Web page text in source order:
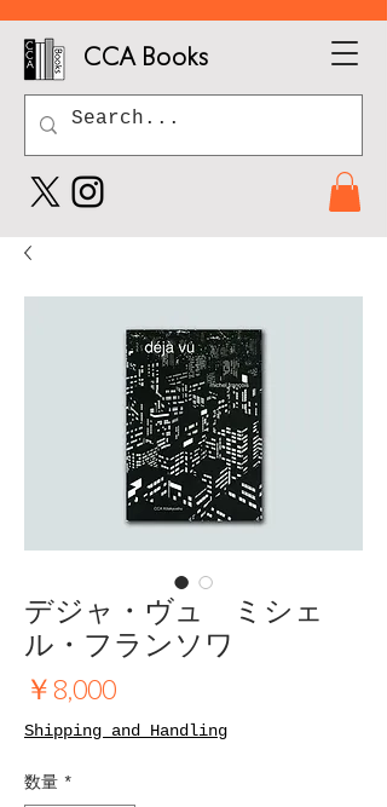
CCA Books
デジャ・ヴュ ミシェ
ル・フランソワ
￥8,000価
格
Shipping and Handling
数量 *